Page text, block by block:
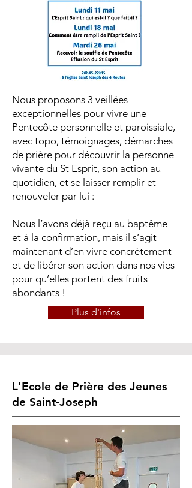
Nous proposons 3 veillées
exceptionnelles pour vivre une
Pentecôte personnelle et paroissiale,
avec topo, témoignages, démarches
de prière pour découvrir la personne
vivante du St Esprit, son action au
quotidien, et se laisser remplir et
renouveler par lui :
Nous l’avons déjà reçu au baptême
et à la confirmation, mais il s’agit
maintenant d’en vivre concrètement
et de libérer son action dans nos vies
pour qu’elles portent des fruits
abondants !
Plus d'infos
L'Ecole de Prière des Jeunes
de Saint-Joseph